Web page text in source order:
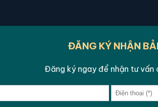
ĐĂNG KÝ NHẬN
Đăng ký ngay để nhận tư vấn